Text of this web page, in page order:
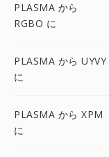
PLASMA から
RGBO に
PLASMA から UYVY
に
PLASMA から XPM
に